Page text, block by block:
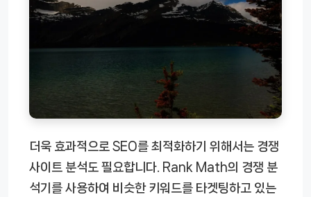
더욱 효과적으로 SEO를 최적화하기 위해서는 경쟁
사이트 분석도 필요합니다. Rank Math의 경쟁 분
석기를 사용하여 비슷한 키워드를 타겟팅하고 있는